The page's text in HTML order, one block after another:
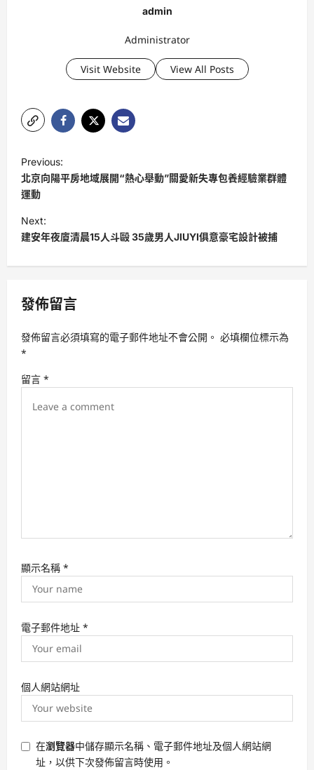
admin
Administrator
Visit Website View All Posts
o
s
t
n
a
i
a
t
i
Previous:
北京向陽平房地域展開“熱心舉動”關愛新失專包養經驗業群體
運動
Next:
建安年夜廈清晨15人斗毆 35歲男人JIUYI俱意豪宅設計被捕
發佈留言
發佈留言必須填寫的電子郵件地址不會公開。 必填欄位標示為
*
留言 *
顯示名稱 *
電子郵件地址 *
個人網站網址
在瀏覽器中儲存顯示名稱、電子郵件地址及個人網站網
址，以供下次發佈留言時使用。